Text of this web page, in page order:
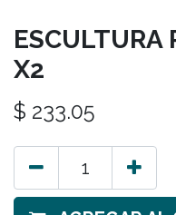
ESCULTURA
X2
$ 233.05